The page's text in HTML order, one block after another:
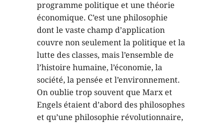
programme politique et une théorie
économique. C’est une philosophie
dont le vaste champ d’application
couvre non seulement la politique et la
lutte des classes, mais l’ensemble de
l’histoire humaine, l’économie, la
société, la pensée et l’environnement.
On oublie trop souvent que Marx et
Engels étaient d’abord des philosophes
et qu’une philosophie révolutionnaire,